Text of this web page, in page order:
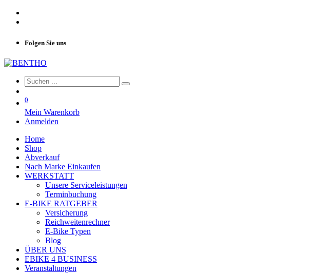
Folgen Sie uns
0
Mein Warenkorb
Anmelden
Home
Shop
Abverkauf
Nach Marke Einkaufen
WERKSTATT
Unsere Serviceleistungen
Terminbuchung
E-BIKE RATGEBER
Versicherung
Reichweitenrechner
E-Bike Typen
Blog
ÜBER UNS
EBIKE 4 BUSINESS
Veranstaltungen